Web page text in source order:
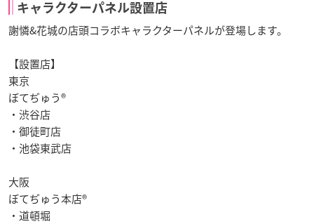
キャラクターパネル設置店
謝憐&花城の店頭コラボキャラクターパネルが登場します。
【設置店】
東京
ぼてぢゅう®
・渋谷店
・御徒町店
・池袋東武店
大阪
ぼてぢゅう本店®
・道頓堀